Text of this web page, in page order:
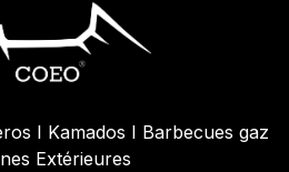
I Kamados I Barbecues gaz
Extérieures